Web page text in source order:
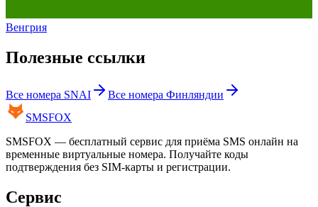
Венгрия
Полезные ссылки
Все номера SNAI Все номера Финляндии
SMSFOX
SMSFOX — бесплатный сервис для приёма SMS онлайн на
временные виртуальные номера. Получайте коды
подтверждения без SIM-карты и регистрации.
Сервис